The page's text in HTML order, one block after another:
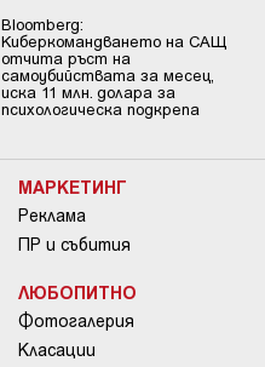
Bloomberg:
Киберкомандването на САЩ
отчита ръст на
самоубийствата за месец,
иска 11 млн. долара за
психологическа подкрепа
МАРКЕТИНГ
Реклама
ПР и събития
ЛЮБОПИТНО
Фотогалерия
Класации